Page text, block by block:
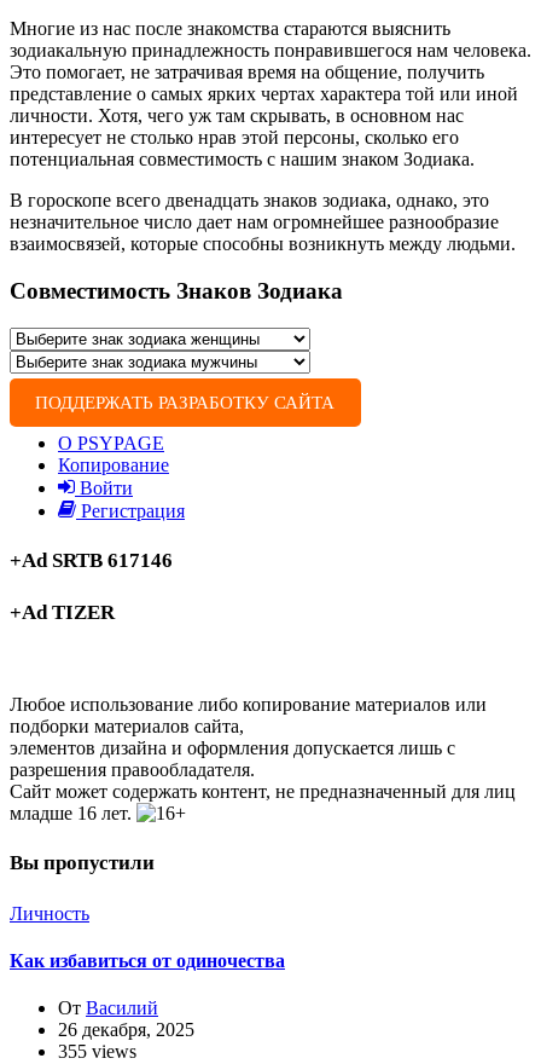
Многие из нас после знакомства стараются выяснить
зодиакальную принадлежность понравившегося нам человека.
Это помогает, не затрачивая время на общение, получить
представление о самых ярких чертах характера той или иной
личности. Хотя, чего уж там скрывать, в основном нас
интересует не столько нрав этой персоны, сколько его
потенциальная совместимость с нашим знаком Зодиака.
В гороскопе всего двенадцать знаков зодиака, однако, это
незначительное число дает нам огромнейшее разнообразие
взаимосвязей, которые способны возникнуть между людьми.
Совместимость Знаков Зодиака
ПОДДЕРЖАТЬ РАЗРАБОТКУ САЙТА
О PSYPAGE
Копирование
Войти
Регистрация
+Ad SRTB 617146
+Ad TIZER
Любое использование либо копирование материалов или
подборки материалов сайта,
элементов дизайна и оформления допускается лишь с
разрешения правообладателя.
Сайт может содержать контент, не предназначенный для лиц
младше 16 лет.
Вы пропустили
Личность
Как избавиться от одиночества
От Василий
26 декабря, 2025
355 views